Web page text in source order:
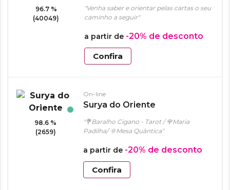
96.7 %
(40049)
"Venha saber e orientar pelas cartas o seu
caminho a seguir"
a partir de -20% de desconto
Confira
98.6 %
(2659)
On-line
Surya do Oriente
"💐Baralho Cigano - Tarot / 🌹Maria
Padilha/ 🌞Mesa Quântica"
a partir de -20% de desconto
Confira